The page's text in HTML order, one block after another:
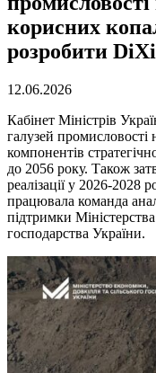
корисних
розробити
12.06.2026
Кабінет Міністрів
галузей промисловості
компонентів
до 2056 року. Також
реалізації у 2026-2028
працювала команда
підтримки
господарства України.